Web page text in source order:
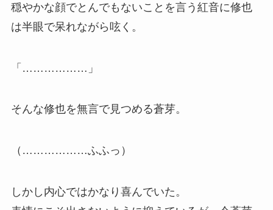
穏やかな顔でとんでもないことを言う紅音に修也
は半眼で呆れながら呟く。
「………………」
そんな修也を無言で見つめる蒼芽。
（………………ふふっ）
しかし内心ではかなり喜んでいた。